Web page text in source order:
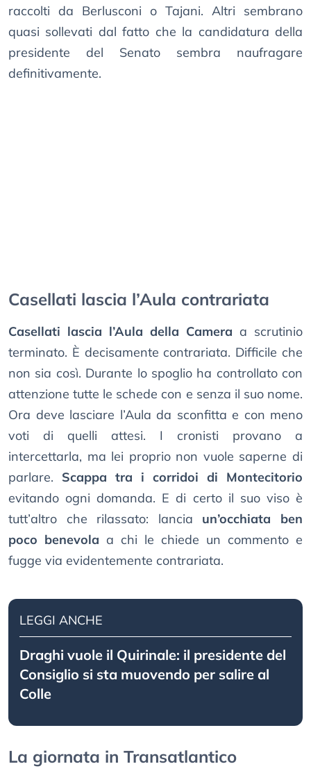
raccolti da Berlusconi o Tajani. Altri sembrano
quasi sollevati dal fatto che la candidatura della
presidente del Senato sembra naufragare
definitivamente.
Casellati lascia l’Aula contrariata
Casellati lascia l’Aula della Camera a scrutinio
terminato. È decisamente contrariata. Difficile che
non sia così. Durante lo spoglio ha controllato con
attenzione tutte le schede con e senza il suo nome.
Ora deve lasciare l’Aula da sconfitta e con meno
voti di quelli attesi. I cronisti provano a
intercettarla, ma lei proprio non vuole saperne di
parlare. Scappa tra i corridoi di Montecitorio
evitando ogni domanda. E di certo il suo viso è
tutt’altro che rilassato: lancia un’occhiata ben
poco benevola a chi le chiede un commento e
fugge via evidentemente contrariata.
LEGGI ANCHE
Draghi vuole il Quirinale: il presidente del
Consiglio si sta muovendo per salire al
Colle
La giornata in Transatlantico